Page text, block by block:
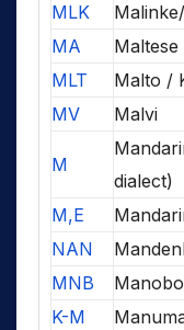
MLK
MA
Maltese
MLT
Malto /
MV
Malvi
M
dialect)
M,E
NAN
MNB
K-M